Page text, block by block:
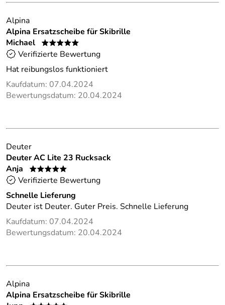
Alpina
Alpina Ersatzscheibe für Skibrille
Michael
*****
Verifizierte Bewertung
Hat reibungslos funktioniert
Kaufdatum: 07.04.2024
Bewertungsdatum: 20.04.2024
Deuter
Deuter AC Lite 23 Rucksack
Anja
*****
Verifizierte Bewertung
Schnelle Lieferung
Deuter ist Deuter. Guter Preis. Schnelle Lieferung
Kaufdatum: 07.04.2024
Bewertungsdatum: 20.04.2024
Alpina
Alpina Ersatzscheibe für Skibrille